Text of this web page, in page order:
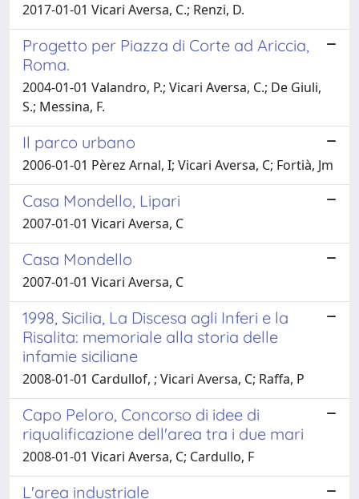
2017-01-01 Vicari Aversa, C.; Renzi, D.
Progetto per Piazza di Corte ad Ariccia,
Roma.
2004-01-01 Valandro, P.; Vicari Aversa, C.; De Giuli,
S.; Messina, F.
Il parco urbano
2006-01-01 Pèrez Arnal, I; Vicari Aversa, C; Fortià, Jm
Casa Mondello, Lipari
2007-01-01 Vicari Aversa, C
Casa Mondello
2007-01-01 Vicari Aversa, C
1998, Sicilia, La Discesa agli Inferi e la
Risalita: memoriale alla storia delle
infamie siciliane
2008-01-01 Cardullof, ; Vicari Aversa, C; Raffa, P
Capo Peloro, Concorso di idee di
riqualificazione dell'area tra i due mari
2008-01-01 Vicari Aversa, C; Cardullo, F
L'area industriale